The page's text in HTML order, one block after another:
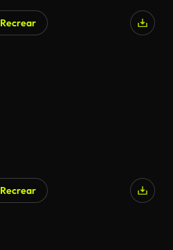
Recrear
Recrear